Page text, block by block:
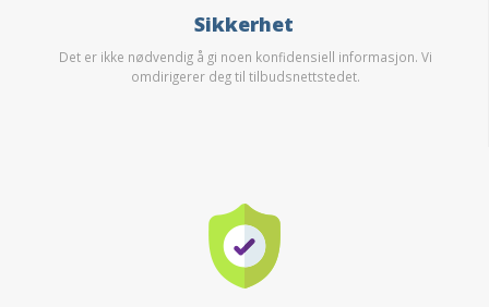
Sikkerhet
Det er ikke nødvendig å gi noen konfidensiell informasjon. Vi
omdirigerer deg til tilbudsnettstedet.